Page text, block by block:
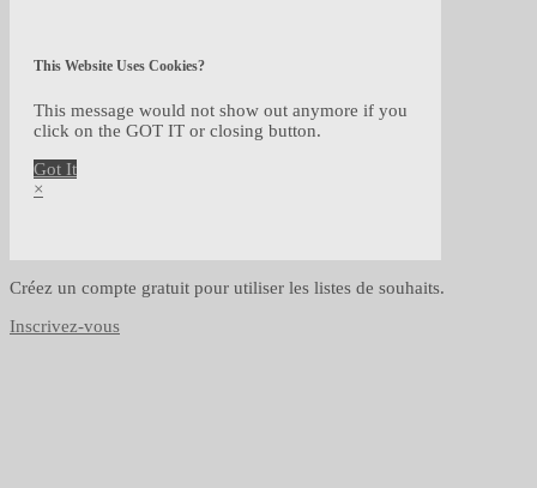
This Website Uses Cookies?
This message would not show out anymore if you
click on the GOT IT or closing button.
Got It
×
Créez un compte gratuit pour utiliser les listes de souhaits.
Inscrivez-vous